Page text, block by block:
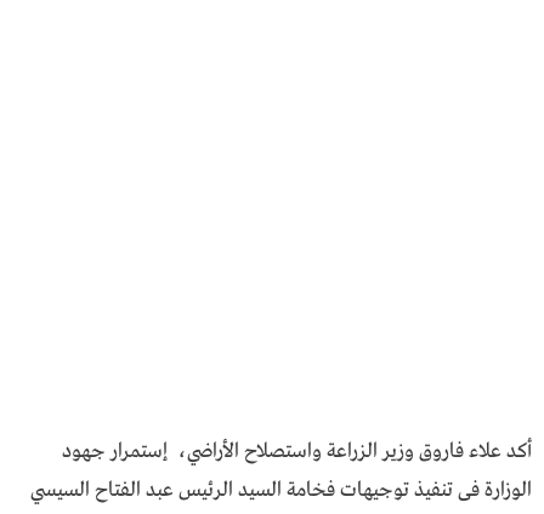
أكد علاء فاروق وزير الزراعة واستصلاح الأراضي، إستمرار جهود
الوزارة فى تنفيذ توجيهات فخامة السيد الرئيس عبد الفتاح السيسي